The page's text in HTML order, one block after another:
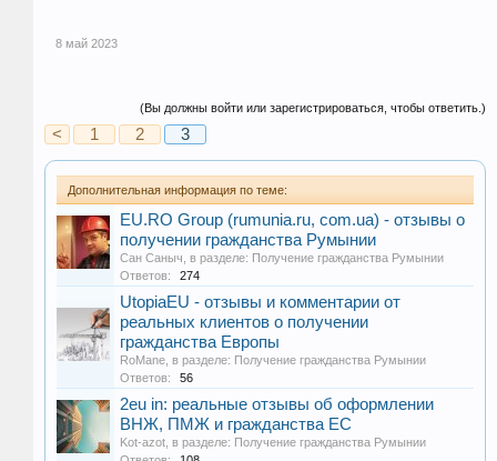
8 май 2023
(Вы должны войти или зарегистрироваться, чтобы ответить.)
< 1 2 3
Дополнительная информация по теме:
EU.RO Group (rumunia.ru, com.ua) - отзывы о
получении гражданства Румынии
Сан Саныч, в разделе: Получение гражданства Румынии
Ответов:
274
UtopiaEU - отзывы и комментарии от
реальных клиентов о получении
гражданства Европы
RoMane, в разделе: Получение гражданства Румынии
Ответов:
56
2eu in: реальные отзывы об оформлении
ВНЖ, ПМЖ и гражданства ЕС
Kot-azot, в разделе: Получение гражданства Румынии